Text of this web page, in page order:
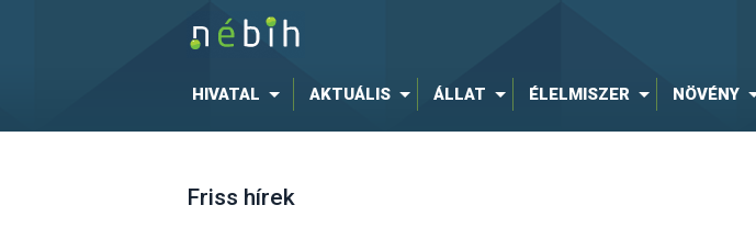
HIVATAL AKTUÁLIS ÁLLAT ÉLELMISZER NÖVÉNY
Friss hírek